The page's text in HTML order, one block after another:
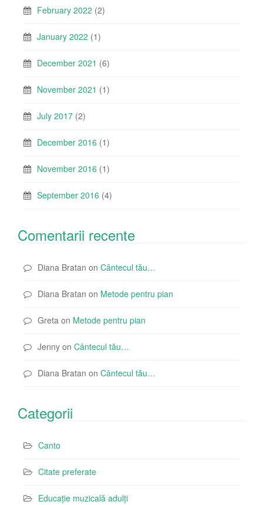
February 2022 (2)
January 2022 (1)
December 2021 (6)
November 2021 (1)
July 2017 (2)
December 2016 (1)
November 2016 (1)
September 2016 (4)
Comentarii recente
Diana Bratan on Cântecul tău…
Diana Bratan on Metode pentru pian
Greta on Metode pentru pian
Jenny on Cântecul tău…
Diana Bratan on Cântecul tău…
Categorii
Canto
Citate preferate
Educație muzicală adulți